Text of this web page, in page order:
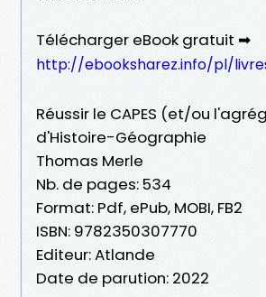
Télécharger eBook gratuit ➡
http://ebooksharez.info/pl/
Réussir le CAPES (et/ou
d'Histoire-Géographie
Thomas Merle
Nb. de pages: 534
Format: Pdf, ePub, MOBI, FB2
ISBN: 9782350307770
Editeur: Atlande
Date de parution: 2022